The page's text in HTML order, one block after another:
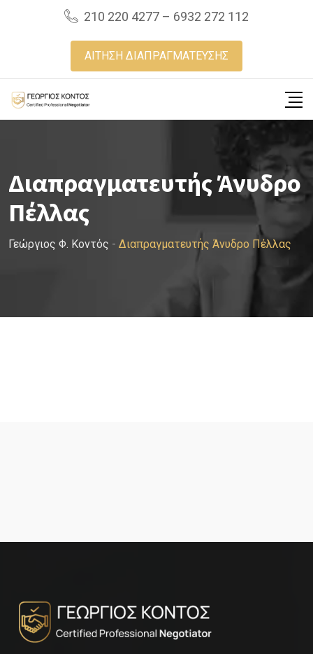
210 220 4277 – 6932 272 112
ΑΙΤΗΣΗ ΔΙΑΠΡΑΓΜΑΤΕΥΣΗΣ
Διαπραγματευτής Άνυδρο
Πέλλας
Γεώργιος Φ. Κοντός - Διαπραγματευτής Άνυδρο Πέλλας